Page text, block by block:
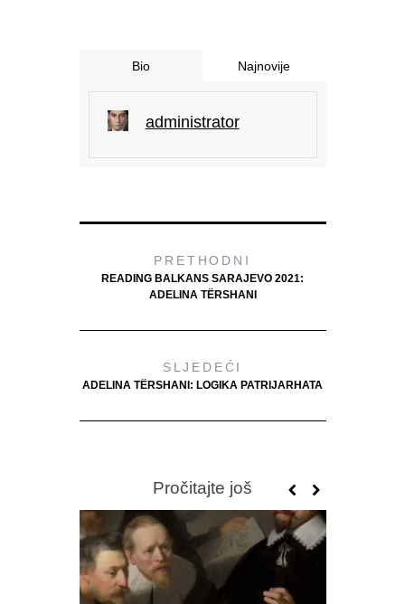
Bio Najnovije
administrator
PRETHODNI
READING BALKANS SARAJEVO 2021:
ADELINA TËRSHANI
SLJEDEĆI
ADELINA TËRSHANI: LOGIKA PATRIJARHATA
Pročitajte još